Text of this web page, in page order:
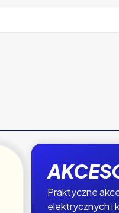
Praktyczne
elektrycznych i